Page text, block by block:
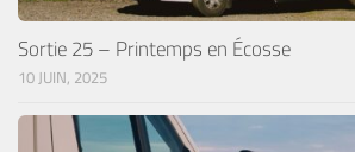
Sortie 25 – Printemps en Écosse
10 JUIN, 2025